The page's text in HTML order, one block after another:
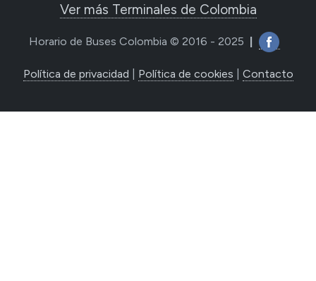
Ver más Terminales de Colombia
Horario de Buses Colombia © 2016 - 2025 |
Política de privacidad Política de cookies Contacto